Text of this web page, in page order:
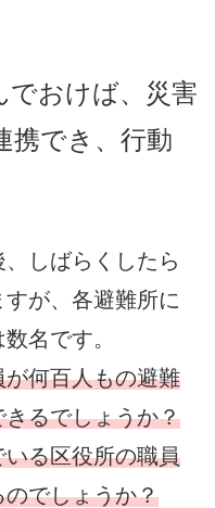
でおけば、災害
携でき、行動
しばらくしたら
が、各避難所に
名です。
何百人もの避難
るでしょうか？
る区役所の職員
でしょうか？